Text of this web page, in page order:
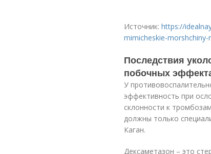
Источник: https://
mimicheskie-
Последствия
побочных
У
эффективность при
склонности к
должны только
Каган.
Дексаметазон – это